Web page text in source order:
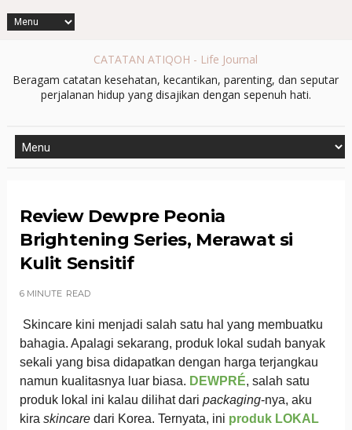
CATATAN ATIQOH - Life Journal
Beragam catatan kesehatan, kecantikan, parenting, dan seputar
perjalanan hidup yang disajikan dengan sepenuh hati.
Review Dewpre Peonia
Brightening Series, Merawat si
Kulit Sensitif
6 MINUTE READ
Skincare kini menjadi salah satu hal yang membuatku
bahagia. Apalagi sekarang, produk lokal sudah banyak
sekali yang bisa didapatkan dengan harga terjangkau
namun kualitasnya luar biasa. DEWPRÉ, salah satu
produk lokal ini kalau dilihat dari packaging-nya, aku
kira skincaredari Korea. Ternyata, ini produk LOKAL